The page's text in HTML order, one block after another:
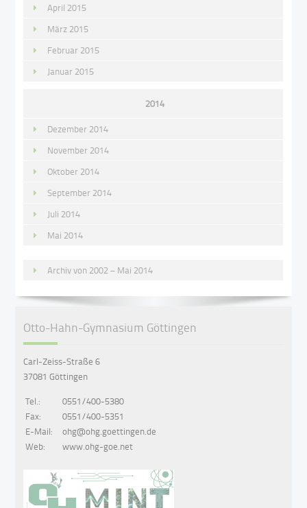
April 2015
März 2015
Februar 2015
Januar 2015
2014
Dezember 2014
November 2014
Oktober 2014
September 2014
Juli 2014
Mai 2014
Archiv von 2002 – Mai 2014
Otto-Hahn-Gymnasium Göttingen
Carl-Zeiss-Straße 6
37081 Göttingen
Tel.:
0551/400-5380
Fax:
0551/400-5351
E-Mail:
ohg@ohg.goettingen.de
Web:
www.ohg-goe.net